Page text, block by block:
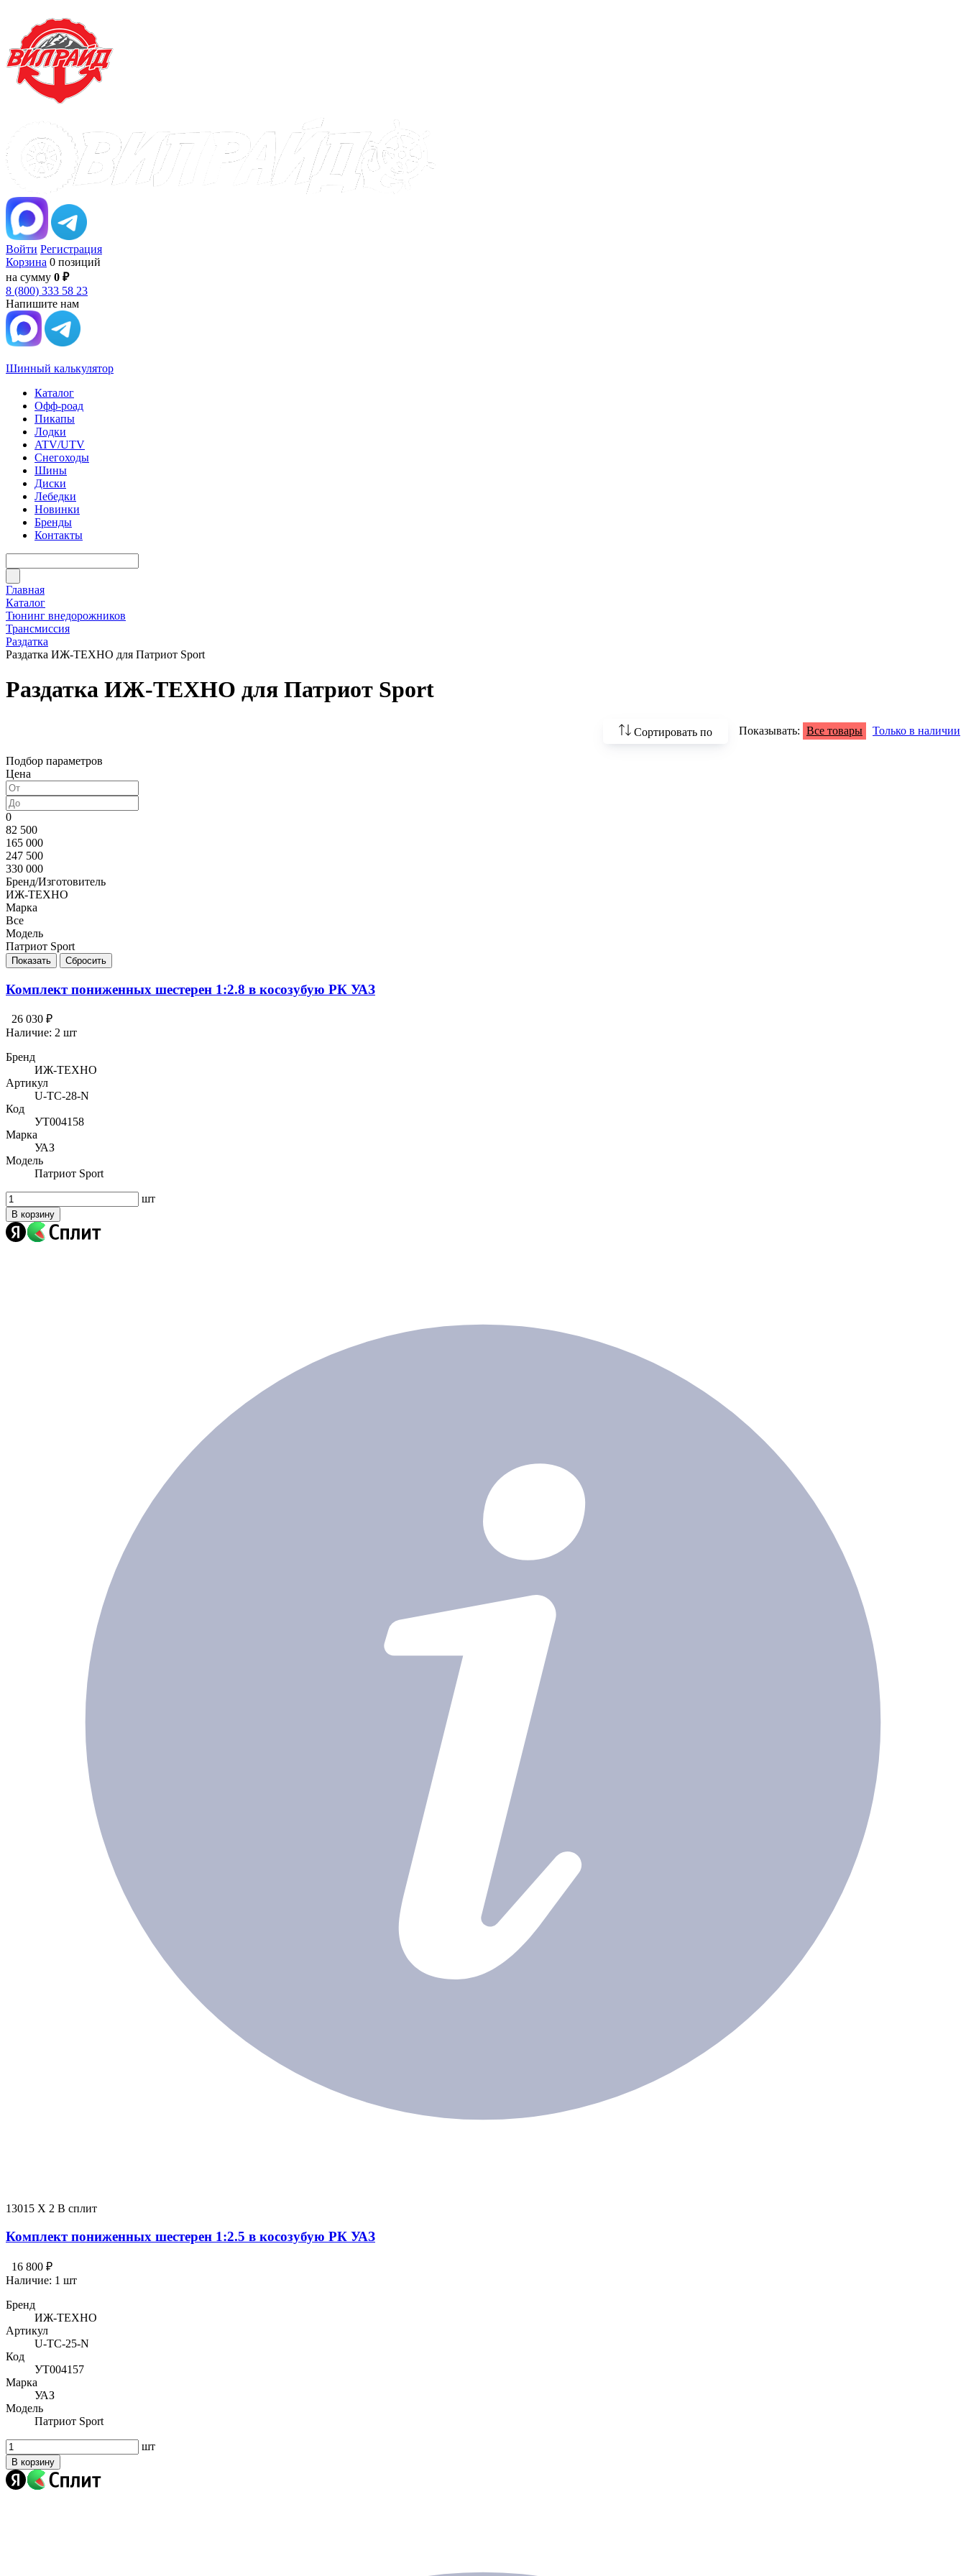
Войти Регистрация
Корзина 0 позиций
на сумму 0 ₽
8 (800) 333 58 23
Напишите нам
Шинный калькулятор
Каталог
Офф-роад
Пикапы
Лодки
ATV/UTV
Снегоходы
Шины
Диски
Лебедки
Новинки
Бренды
Контакты
Главная
Каталог
Тюнинг внедорожников
Трансмиссия
Раздатка
Раздатка ИЖ-ТЕХНО для Патриот Sport
Раздатка ИЖ-ТЕХНО для Патриот Sport
Сортировать по Показывать: Все товары Только в наличии
Подбор параметров
Цена
0
82 500
165 000
247 500
330 000
Бренд/Изготовитель
ИЖ-ТЕХНО
Марка
Все
Модель
Патриот Sport
Комплект пониженных шестерен 1:2.8 в косозубую РК УАЗ
26 030 ₽
Наличие: 2 шт
Бренд
ИЖ-ТЕХНО
Артикул
U-TC-28-N
Код
УТ004158
Марка
УАЗ
Модель
Патриот Sport
шт
В корзину
13015 X 2 В сплит
Комплект пониженных шестерен 1:2.5 в косозубую РК УАЗ
16 800 ₽
Наличие: 1 шт
Бренд
ИЖ-ТЕХНО
Артикул
U-TC-25-N
Код
УТ004157
Марка
УАЗ
Модель
Патриот Sport
шт
В корзину